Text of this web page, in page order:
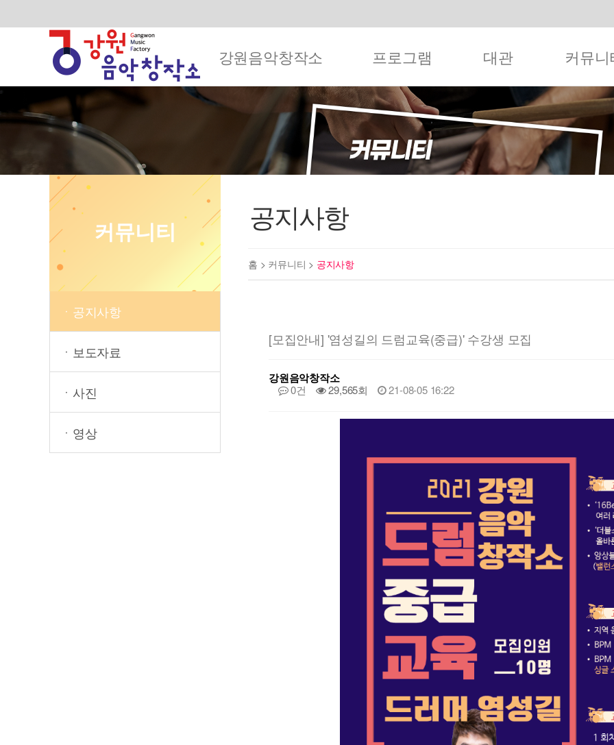
강원음악창작소 프로그램 대관 커뮤니
커뮤니티
ㆍ공지사항
ㆍ보도자료
ㆍ사진
ㆍ영상
공지사항
홈 > 커뮤니티 > 공지사항
[모집안내] '염성길의 드럼교육(중급)' 수강생 모집
강원음악창작소
0건 29,565회 21-08-05 16:22